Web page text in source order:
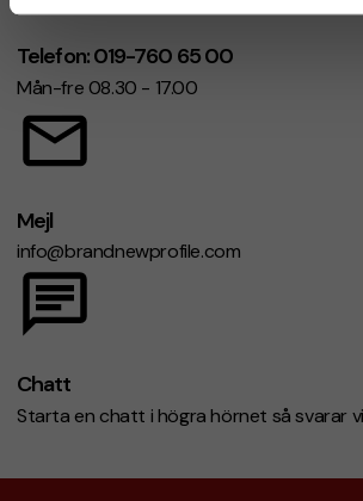
Telefon: 019-760 65 00
Mån-fre 08.30 - 17.00
Mejl
info@brandnewprofile.com
Chatt
Starta en chatt i högra hörnet så svarar